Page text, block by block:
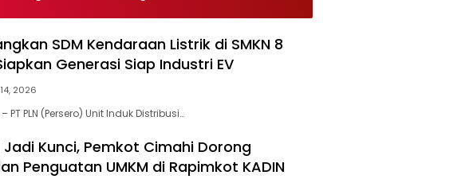
Korupsi,
Narkoba, Uang
Palsu, dan Alat
Kejahatan
Dimusnahkan
SDM Kendaraan Listrik di SMKN 8
Generasi Siap Industri EV
2026
PT PLN (Persero) Unit Induk Distribusi…
Kunci, Pemkot Cimahi Dorong
Penguatan UMKM di Rapimkot KADIN